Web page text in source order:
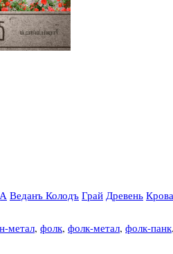
Веданъ Колодъ Грай Древень
метал, фолк, фолк-метал, фолк-панк